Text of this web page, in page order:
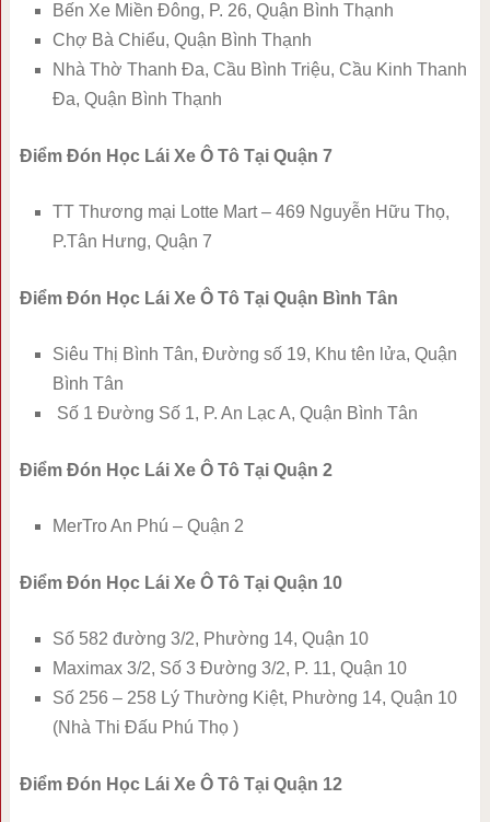
Bến Xe Miền Đông, P. 26, Quận Bình Thạnh
Chợ Bà Chiểu, Quận Bình Thạnh
Nhà Thờ Thanh Đa, Cầu Bình Triệu, Cầu Kinh Thanh
Đa, Quận Bình Thạnh
Điểm Đón Học Lái Xe Ô Tô Tại Quận 7
TT Thương mại Lotte Mart – 469 Nguyễn Hữu Thọ,
P.Tân Hưng, Quận 7
Điểm Đón Học Lái Xe Ô Tô Tại Quận Bình Tân
Siêu Thị Bình Tân, Đường số 19, Khu tên lửa, Quận
Bình Tân
Số 1 Đường Số 1, P. An Lạc A, Quận Bình Tân
Điểm Đón Học Lái Xe Ô Tô Tại Quận 2
MerTro An Phú – Quận 2
Điểm Đón Học Lái Xe Ô Tô Tại Quận 10
Số 582 đường 3/2, Phường 14, Quận 10
Maximax 3/2, Số 3 Đường 3/2, P. 11, Quận 10
Số 256 – 258 Lý Thường Kiệt, Phường 14, Quận 10
(Nhà Thi Đấu Phú Thọ )
Điểm Đón Học Lái Xe Ô Tô Tại Quận 12